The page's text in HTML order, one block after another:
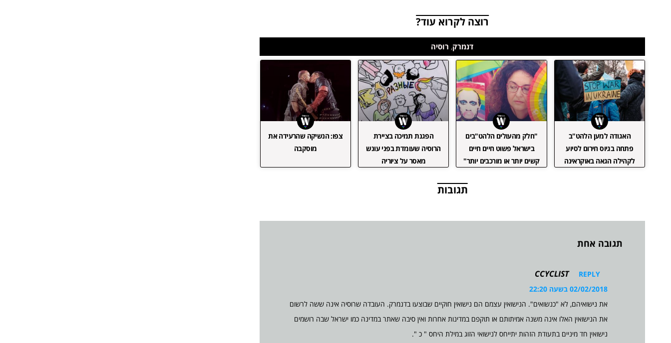
רוצה לקרוא עוד?
דנמרק, רוסיה
האגודה למען הלהט"ב
פתחה בגיוס חירום לסיוע
לקהילה הגאה באוקראינה
"חלק מהעולים הלהט"בים
בישראל פשוט חיים חיים
קשים יותר או מורכבים יותר"
הפגנת תמיכה בציירת
הרוסיה שעומדת בפני עונש
מאסר על ציוריה
צפו: הנשיקה שהרעידה את
מוסקבה
תגובות
תגובה אחת
CCYCLIST
REPLY
02/02/2018 בשעה 22:20
את נישואיהם, לא "כנשואים". הנישואין עצמם הם נישואין חוקיים שבוצעו בדנמרק. העובדה שרוסיה אינה ששה לרשום
את הנישואין האלו אינה משנה אמיתותם או תוקפם במדינות אחרות ואין סיבה שאתר במדינה כמו ישראל שבה רושמים
נישואין חד מיניים בתעודת הזהות יתייחס לנישואי הזוג במילת היחס " כ ".